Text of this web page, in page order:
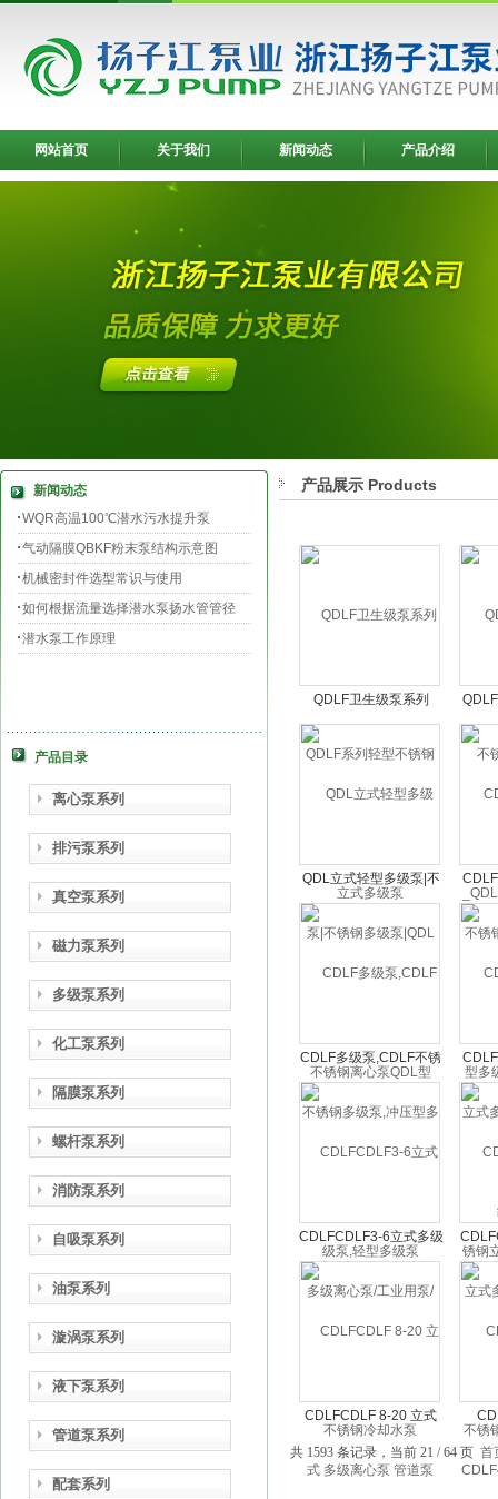
网站首页 关于我们 新闻动态 产品介绍
新闻动态
WQR高温100℃潜水污水提升泵
气动隔膜QBKF粉末泵结构示意图
机械密封件选型常识与使用
如何根据流量选择潜水泵扬水管管径
潜水泵工作原理
产品目录
离心泵系列
排污泵系列
真空泵系列
磁力泵系列
多级泵系列
化工泵系列
隔膜泵系列
螺杆泵系列
消防泵系列
自吸泵系列
油泵系列
漩涡泵系列
液下泵系列
管道泵系列
配套系列
产品展示 Products
QDLF卫生级泵系列
QDLF系列轻型不锈钢立
式多级泵
钢立
锈
QDL立式轻型多级泵|不
锈钢多级泵|QDL不锈钢
离心泵QDL型
钢多
级离
CDLF多级泵,CDLF不锈
钢多级泵,冲压型多级泵,
轻型多级泵
多级
立式
CDLFCDLF3-6立式多级
离心泵/工业用泵/不锈钢
冷却水泵
多级
钢
CDLFCDLF 8-20 立式
多级离心泵 管道泵
CDLF泵 不锈钢多级泵
离心
共 1593 条记录，当前 21 / 64 页 首